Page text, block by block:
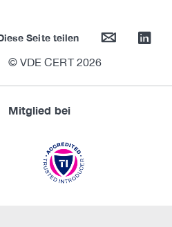
Seite teilen mail linkedin
© VDE CERT 2026
Mitglied bei